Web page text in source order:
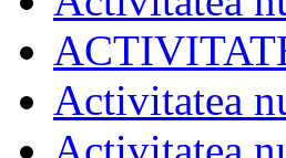
Activitatea